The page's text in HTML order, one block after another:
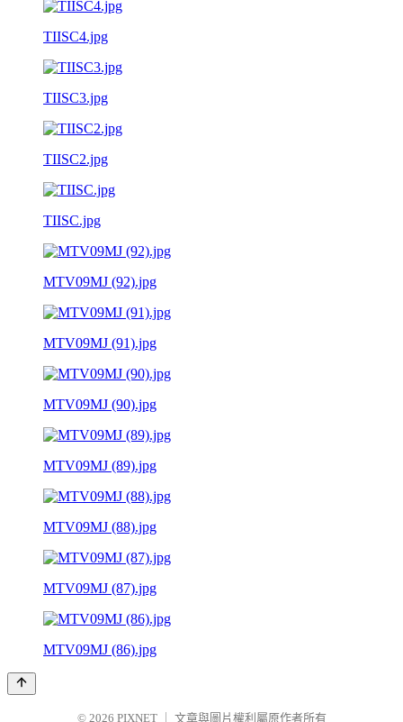
TIISC4.jpg
TIISC3.jpg
TIISC2.jpg
TIISC.jpg
MTV09MJ (92).jpg
MTV09MJ (91).jpg
MTV09MJ (90).jpg
MTV09MJ (89).jpg
MTV09MJ (88).jpg
MTV09MJ (87).jpg
MTV09MJ (86).jpg
© 2026 PIXNET 文章與圖片權利屬原作者所有